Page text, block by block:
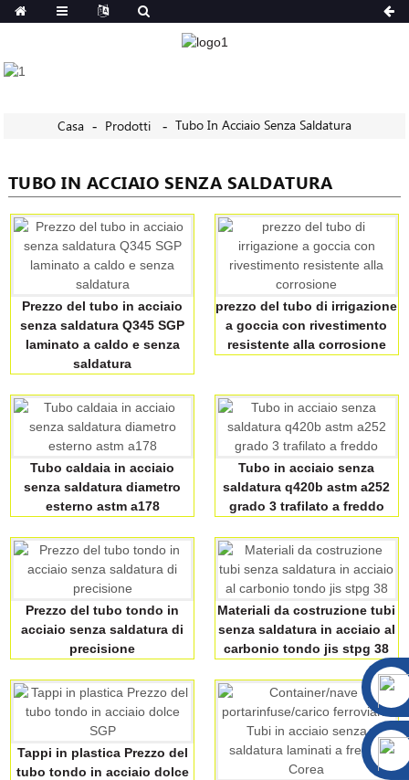
Casa Prodotti Tubo In Acciaio Senza Saldatura
TUBO IN ACCIAIO SENZA SALDATURA
Prezzo del tubo in acciaio
senza saldatura Q345 SGP
laminato a caldo e senza
saldatura
prezzo del tubo di irrigazione
a goccia con rivestimento
resistente alla corrosione
Tubo caldaia in acciaio
senza saldatura diametro
esterno astm a178
Tubo in acciaio senza
saldatura q420b astm a252
grado 3 trafilato a freddo
Prezzo del tubo tondo in
acciaio senza saldatura di
precisione
Materiali da costruzione tubi
senza saldatura in acciaio al
carbonio tondo jis stpg 38
Tappi in plastica Prezzo del
tubo tondo in acciaio dolce